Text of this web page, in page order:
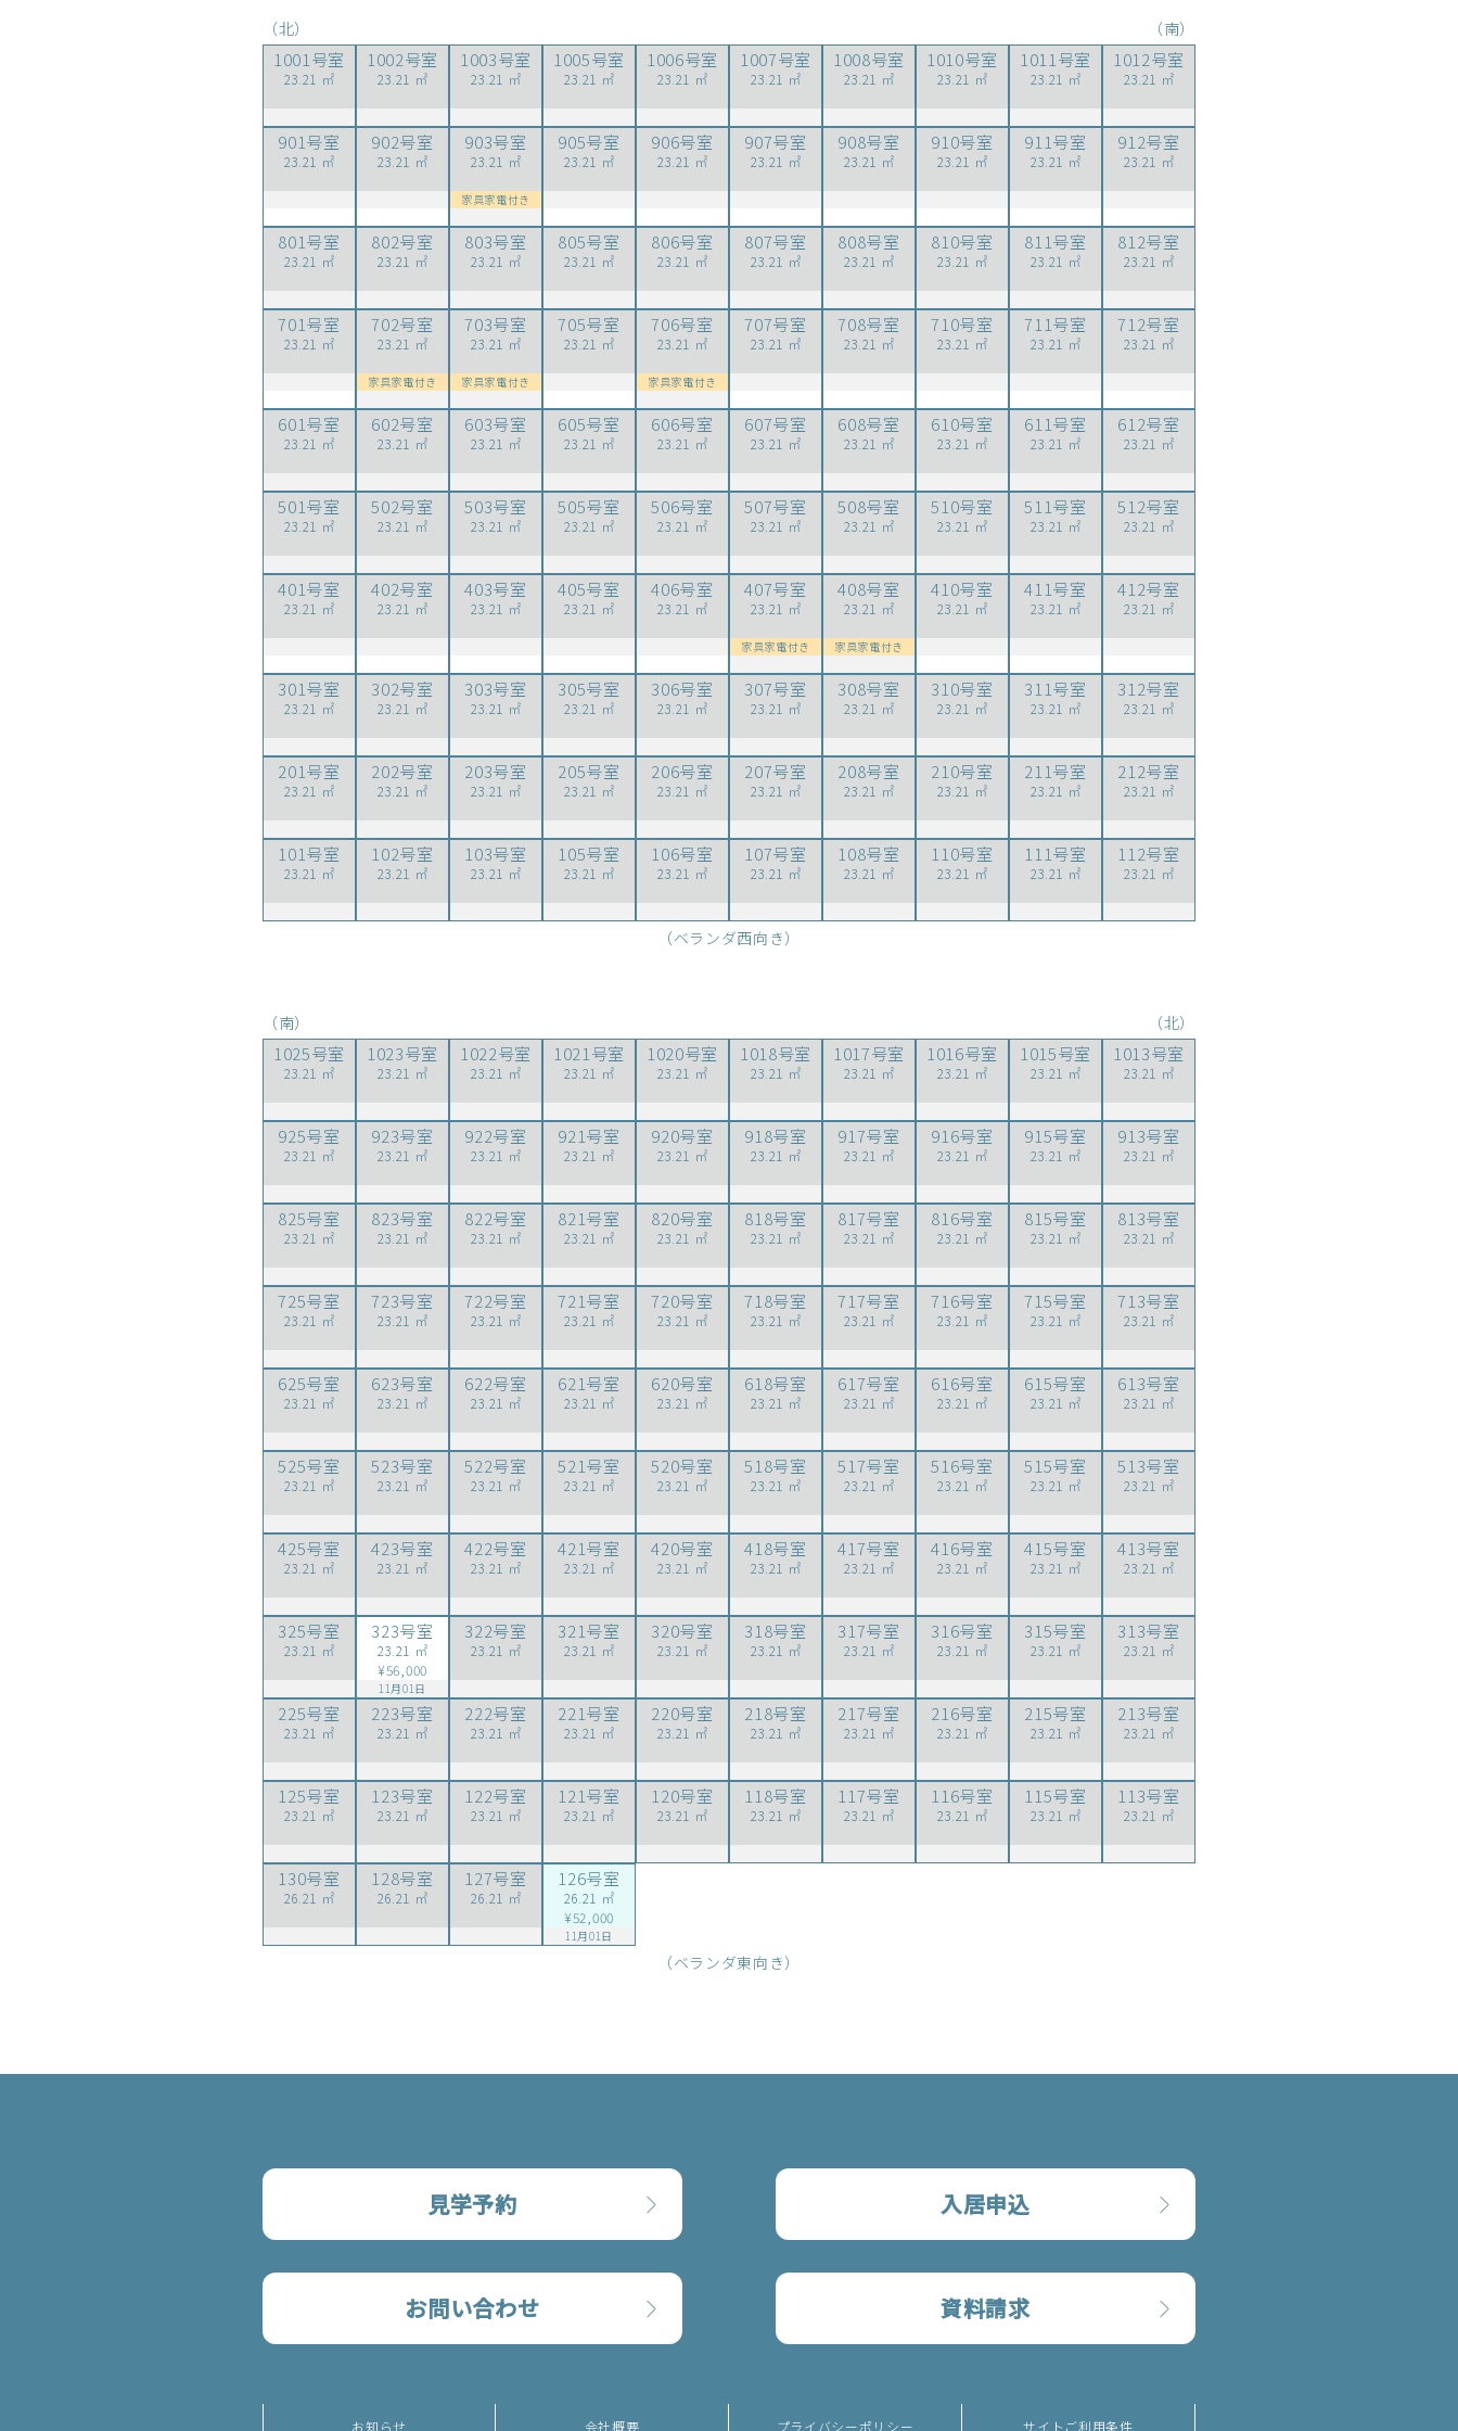
（北） （南）
1001号室
23.21 ㎡
1002号室
23.21 ㎡
1003号室
23.21 ㎡
1005号室
23.21 ㎡
1006号室
23.21 ㎡
1007号室
23.21 ㎡
1008号室
23.21 ㎡
1010号室
23.21 ㎡
1011号室
23.21 ㎡
1012号室
23.21 ㎡
901号室
23.21 ㎡
902号室
23.21 ㎡
903号室
23.21 ㎡
家具家電付き
905号室
23.21 ㎡
906号室
23.21 ㎡
907号室
23.21 ㎡
908号室
23.21 ㎡
910号室
23.21 ㎡
911号室
23.21 ㎡
912号室
23.21 ㎡
801号室
23.21 ㎡
802号室
23.21 ㎡
803号室
23.21 ㎡
805号室
23.21 ㎡
806号室
23.21 ㎡
807号室
23.21 ㎡
808号室
23.21 ㎡
810号室
23.21 ㎡
811号室
23.21 ㎡
812号室
23.21 ㎡
701号室
23.21 ㎡
702号室
23.21 ㎡
家具家電付き
703号室
23.21 ㎡
家具家電付き
705号室
23.21 ㎡
706号室
23.21 ㎡
家具家電付き
707号室
23.21 ㎡
708号室
23.21 ㎡
710号室
23.21 ㎡
711号室
23.21 ㎡
712号室
23.21 ㎡
601号室
23.21 ㎡
602号室
23.21 ㎡
603号室
23.21 ㎡
605号室
23.21 ㎡
606号室
23.21 ㎡
607号室
23.21 ㎡
608号室
23.21 ㎡
610号室
23.21 ㎡
611号室
23.21 ㎡
612号室
23.21 ㎡
501号室
23.21 ㎡
502号室
23.21 ㎡
503号室
23.21 ㎡
505号室
23.21 ㎡
506号室
23.21 ㎡
507号室
23.21 ㎡
508号室
23.21 ㎡
510号室
23.21 ㎡
511号室
23.21 ㎡
512号室
23.21 ㎡
401号室
23.21 ㎡
402号室
23.21 ㎡
403号室
23.21 ㎡
405号室
23.21 ㎡
406号室
23.21 ㎡
407号室
23.21 ㎡
家具家電付き
408号室
23.21 ㎡
家具家電付き
410号室
23.21 ㎡
411号室
23.21 ㎡
412号室
23.21 ㎡
301号室
23.21 ㎡
302号室
23.21 ㎡
303号室
23.21 ㎡
305号室
23.21 ㎡
306号室
23.21 ㎡
307号室
23.21 ㎡
308号室
23.21 ㎡
310号室
23.21 ㎡
311号室
23.21 ㎡
312号室
23.21 ㎡
201号室
23.21 ㎡
202号室
23.21 ㎡
203号室
23.21 ㎡
205号室
23.21 ㎡
206号室
23.21 ㎡
207号室
23.21 ㎡
208号室
23.21 ㎡
210号室
23.21 ㎡
211号室
23.21 ㎡
212号室
23.21 ㎡
101号室
23.21 ㎡
102号室
23.21 ㎡
103号室
23.21 ㎡
105号室
23.21 ㎡
106号室
23.21 ㎡
107号室
23.21 ㎡
108号室
23.21 ㎡
110号室
23.21 ㎡
111号室
23.21 ㎡
112号室
23.21 ㎡
（ベランダ西向き）
（南） （北）
1025号室
23.21 ㎡
1023号室
23.21 ㎡
1022号室
23.21 ㎡
1021号室
23.21 ㎡
1020号室
23.21 ㎡
1018号室
23.21 ㎡
1017号室
23.21 ㎡
1016号室
23.21 ㎡
1015号室
23.21 ㎡
1013号室
23.21 ㎡
925号室
23.21 ㎡
923号室
23.21 ㎡
922号室
23.21 ㎡
921号室
23.21 ㎡
920号室
23.21 ㎡
918号室
23.21 ㎡
917号室
23.21 ㎡
916号室
23.21 ㎡
915号室
23.21 ㎡
913号室
23.21 ㎡
825号室
23.21 ㎡
823号室
23.21 ㎡
822号室
23.21 ㎡
821号室
23.21 ㎡
820号室
23.21 ㎡
818号室
23.21 ㎡
817号室
23.21 ㎡
816号室
23.21 ㎡
815号室
23.21 ㎡
813号室
23.21 ㎡
725号室
23.21 ㎡
723号室
23.21 ㎡
722号室
23.21 ㎡
721号室
23.21 ㎡
720号室
23.21 ㎡
718号室
23.21 ㎡
717号室
23.21 ㎡
716号室
23.21 ㎡
715号室
23.21 ㎡
713号室
23.21 ㎡
625号室
23.21 ㎡
623号室
23.21 ㎡
622号室
23.21 ㎡
621号室
23.21 ㎡
620号室
23.21 ㎡
618号室
23.21 ㎡
617号室
23.21 ㎡
616号室
23.21 ㎡
615号室
23.21 ㎡
613号室
23.21 ㎡
525号室
23.21 ㎡
523号室
23.21 ㎡
522号室
23.21 ㎡
521号室
23.21 ㎡
520号室
23.21 ㎡
518号室
23.21 ㎡
517号室
23.21 ㎡
516号室
23.21 ㎡
515号室
23.21 ㎡
513号室
23.21 ㎡
425号室
23.21 ㎡
423号室
23.21 ㎡
422号室
23.21 ㎡
421号室
23.21 ㎡
420号室
23.21 ㎡
418号室
23.21 ㎡
417号室
23.21 ㎡
416号室
23.21 ㎡
415号室
23.21 ㎡
413号室
23.21 ㎡
325号室
23.21 ㎡
323号室
23.21 ㎡
¥56,000
11月01日
322号室
23.21 ㎡
321号室
23.21 ㎡
320号室
23.21 ㎡
318号室
23.21 ㎡
317号室
23.21 ㎡
316号室
23.21 ㎡
315号室
23.21 ㎡
313号室
23.21 ㎡
225号室
23.21 ㎡
223号室
23.21 ㎡
222号室
23.21 ㎡
221号室
23.21 ㎡
220号室
23.21 ㎡
218号室
23.21 ㎡
217号室
23.21 ㎡
216号室
23.21 ㎡
215号室
23.21 ㎡
213号室
23.21 ㎡
125号室
23.21 ㎡
123号室
23.21 ㎡
122号室
23.21 ㎡
121号室
23.21 ㎡
120号室
23.21 ㎡
118号室
23.21 ㎡
117号室
23.21 ㎡
116号室
23.21 ㎡
115号室
23.21 ㎡
113号室
23.21 ㎡
130号室
26.21 ㎡
128号室
26.21 ㎡
127号室
26.21 ㎡
126号室
26.21 ㎡
¥52,000
11月01日
（ベランダ東向き）
見学予約 入居申込
お問い合わせ 資料請求
お知らせ 会社概要 プライバシーポリシー サイトご利用条件